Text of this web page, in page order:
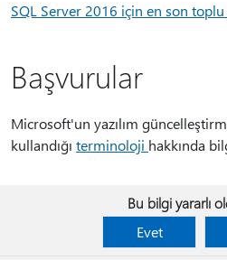
SQL Server 2016 için en son
Başvurular
Microsoft'un yazılım
kullandığı terminoloji hakkında
Bu bilgi yararlı
Evet